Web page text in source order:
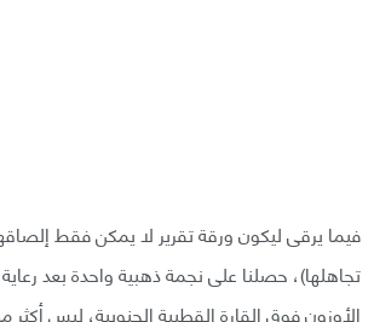
فيما يرقى ليكون ورقة تقرير لا يمكن فقط
تجاهلها)، حصلنا على نجمة ذهبية واحدة بعد
الأوزون فوق القارة القطبية الجنوبية، ليس